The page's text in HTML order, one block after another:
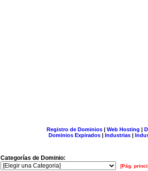
Registro de Dominios| Web Hosting |
Dominios Expirados | Industrias |
Categorías de Dominio:
[Pág.